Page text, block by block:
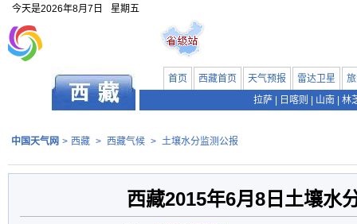
今天是2026年8月7日 星期五
首页 西藏首页 天气预报 雷达卫星
拉萨
日喀则 山南 林
中国天气网 > 西藏 > 西藏气候 > 土壤水分监测公报
西藏2015年6月8日土壤水